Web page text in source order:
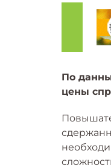
По
цены